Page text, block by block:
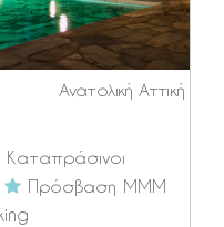
Ανατολική Αττική
Καταπράσινοι
Πρόσβαση ΜΜΜ